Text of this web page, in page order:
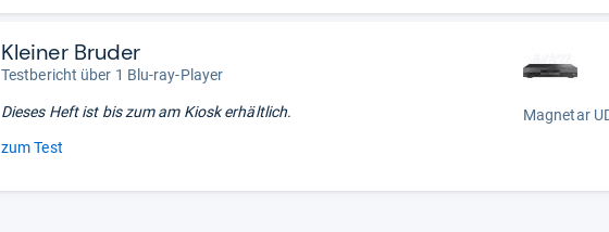
Kleiner Bruder
Testbericht über 1 Blu-ray-Player
Dieses Heft ist bis zumam Kiosk erhältlich.
zum Test
Magnetar